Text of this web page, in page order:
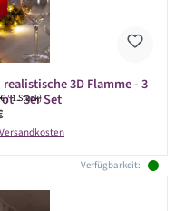
3D Flamme - 3
- 3er Set
/ 1 Stück)
Preis:
Verfügbarkeit: